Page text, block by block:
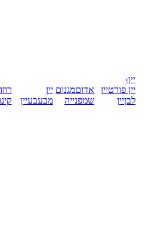
יין›
יין פורטיין
לבןיין
אדוםמגנום
שמפנייה
יין
מבעבעיין